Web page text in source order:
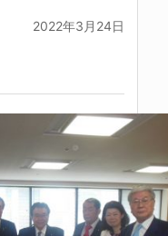
2022年3月24日